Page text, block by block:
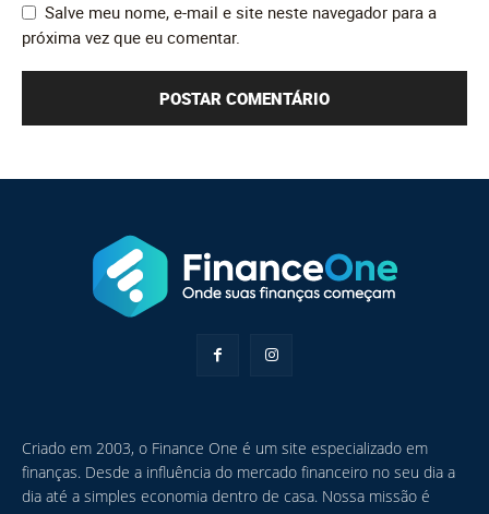
Salve meu nome, e-mail e site neste navegador para a
próxima vez que eu comentar.
Criado em 2003, o Finance One é um site especializado em
finanças. Desde a influência do mercado financeiro no seu dia a
dia até a simples economia dentro de casa. Nossa missão é